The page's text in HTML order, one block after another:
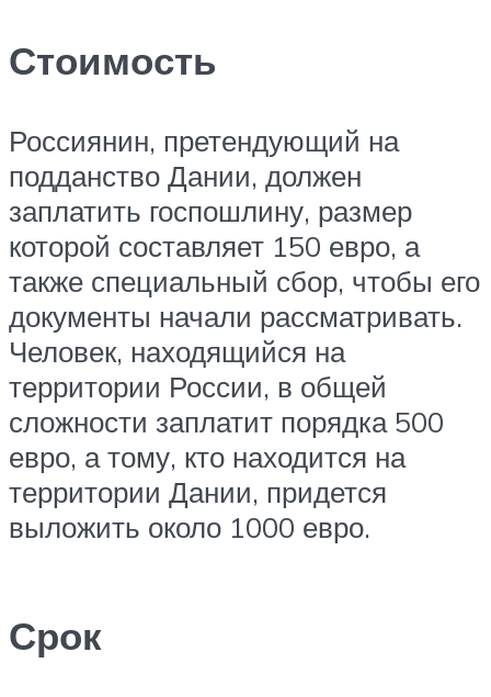
Стоимость
Россиянин, претендующий на
подданство Дании, должен
заплатить госпошлину, размер
которой составляет 150 евро, а
также специальный сбор, чтобы его
документы начали рассматривать.
Человек, находящийся на
территории России, в общей
сложности заплатит порядка 500
евро, а тому, кто находится на
территории Дании, придется
выложить около 1000 евро.
Срок